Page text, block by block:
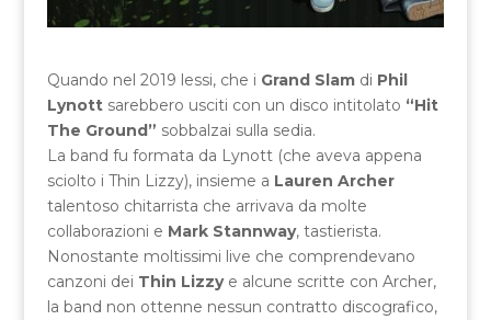
Quando nel 2019 lessi, che i Grand Slam di Phil
Lynottsarebbero usciti con un disco intitolato “Hit
The Ground” sobbalzai sulla sedia.
La band fu formata da Lynott (che aveva appena
sciolto i Thin Lizzy), insieme a Lauren Archer
talentoso chitarrista che arrivava da molte
collaborazioni e Mark Stannway, tastierista.
Nonostante moltissimi live che comprendevano
canzoni dei Thin Lizzye alcune scritte con Archer,
la band non ottenne nessun contratto discografico,